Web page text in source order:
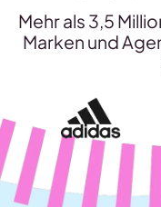
Mehr als 3,5
Marken und